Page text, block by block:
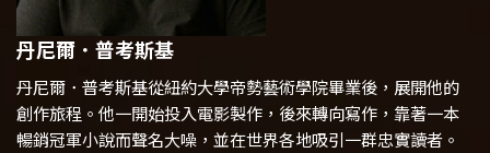
丹尼爾．普考斯基
丹尼爾．普考斯基從紐約大學帝勢藝術學院畢業後，展開他的
創作旅程。他一開始投入電影製作，後來轉向寫作，靠著一本
暢銷冠軍小說而聲名大噪，並在世界各地吸引一群忠實讀者。